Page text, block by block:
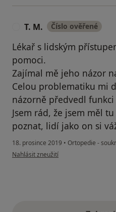
T. M. Číslo ověřené
Lékař s lidským
pomoci.
Zajímal mě jeho názor
Celou problematiku mi
názorně předvedl funkci
Jsem rád, že jsem měl
poznat, lidí jako on si
18. prosince 2019 • Ortopedie -
podle názoru uživatele T. M.
Nahlásit zneužití